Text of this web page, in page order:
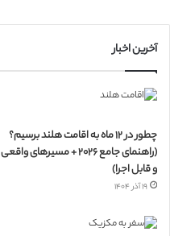
آخرین اخبار
چطور در ۱۲ ماه به اقامت هلند برسیم؟
(راهنمای جامع ۲۰۲۶ + مسیرهای واقعی
و قابل اجرا)
۱۹ آذر ۱۴۰۴